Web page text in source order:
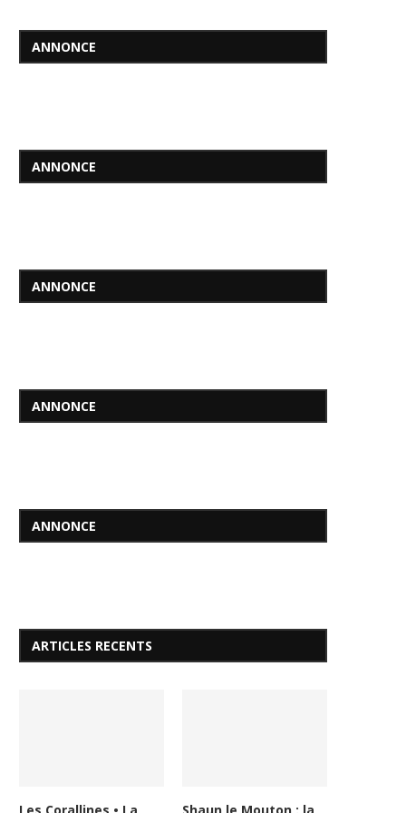
ANNONCE
ANNONCE
ANNONCE
ANNONCE
ANNONCE
ARTICLES RECENTS
Les Corallines • La Shaun le Mouton : la